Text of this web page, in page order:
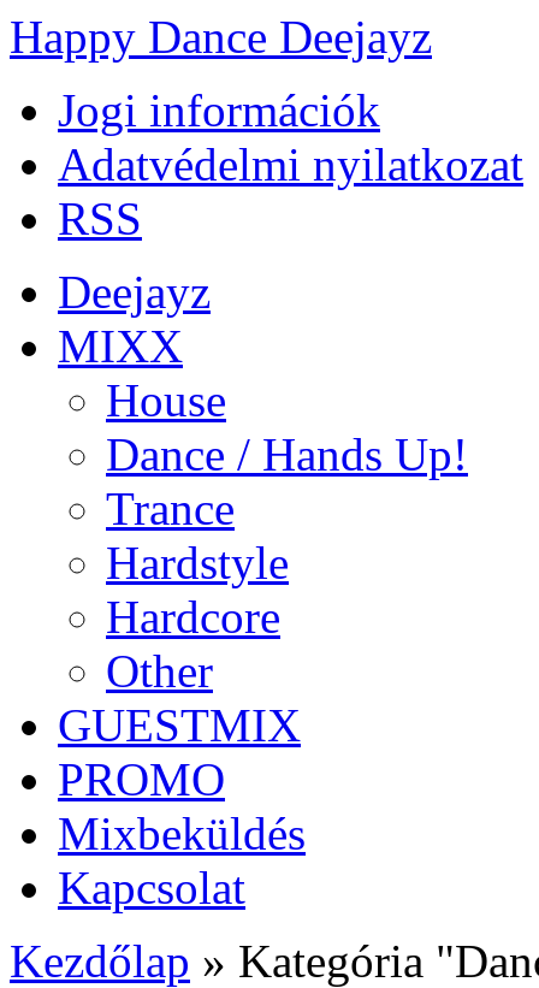
Happy Dance Deejayz
Jogi információk
Adatvédelmi nyilatkozat
RSS
Deejayz
MIXX
House
Dance / Hands Up!
Trance
Hardstyle
Hardcore
Other
GUESTMIX
PROMO
Mixbeküldés
Kapcsolat
Kezdőlap » Kategória